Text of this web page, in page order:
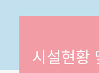
시설현황